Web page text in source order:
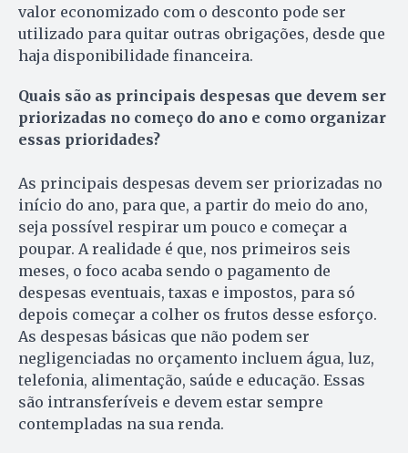
valor economizado com o desconto pode ser
utilizado para quitar outras obrigações, desde que
haja disponibilidade financeira.
Quais são as principais despesas que devem ser
priorizadas no começo do ano e como organizar
essas prioridades?
As principais despesas devem ser priorizadas no
início do ano, para que, a partir do meio do ano,
seja possível respirar um pouco e começar a
poupar. A realidade é que, nos primeiros seis
meses, o foco acaba sendo o pagamento de
despesas eventuais, taxas e impostos, para só
depois começar a colher os frutos desse esforço.
As despesas básicas que não podem ser
negligenciadas no orçamento incluem água, luz,
telefonia, alimentação, saúde e educação. Essas
são intransferíveis e devem estar sempre
contempladas na sua renda.